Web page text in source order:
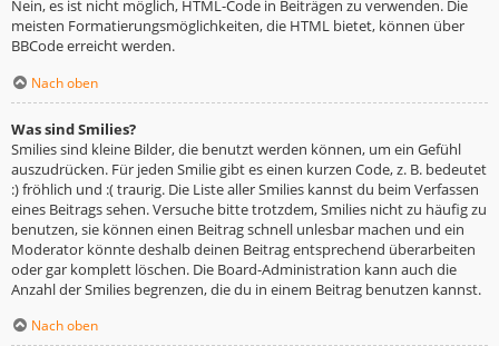
Nein, es ist nicht möglich, HTML-Code in Beiträgen zu verwenden. Die
meisten Formatierungsmöglichkeiten, die HTML bietet, können über
BBCode erreicht werden.
Nach oben
Was sind Smilies?
Smilies sind kleine Bilder, die benutzt werden können, um ein Gefühl
auszudrücken. Für jeden Smilie gibt es einen kurzen Code, z. B. bedeutet
:) fröhlich und :( traurig. Die Liste aller Smilies kannst du beim Verfassen
eines Beitrags sehen. Versuche bitte trotzdem, Smilies nicht zu häufig zu
benutzen, sie können einen Beitrag schnell unlesbar machen und ein
Moderator könnte deshalb deinen Beitrag entsprechend überarbeiten
oder gar komplett löschen. Die Board-Administration kann auch die
Anzahl der Smilies begrenzen, die du in einem Beitrag benutzen kannst.
Nach oben